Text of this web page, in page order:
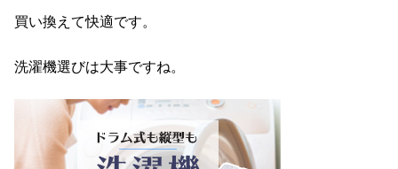
買い換えて快適です。
洗濯機選びは大事ですね。